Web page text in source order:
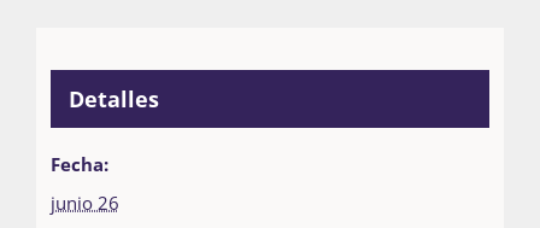
Detalles
Fecha:
junio 26